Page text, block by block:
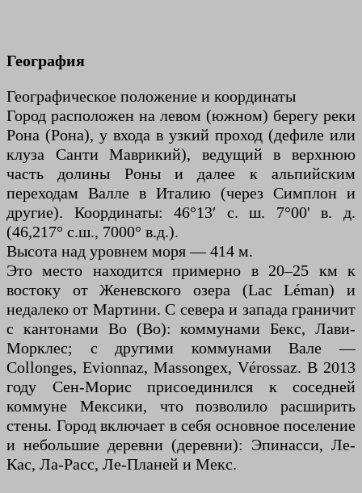
География
Географическое положение и координаты
Город расположен на левом (южном) берегу реки
Рона (Рона), у входа в узкий проход (дефиле или
клуза Санти Маврикий), ведущий в верхнюю
часть долины Роны и далее к альпийским
переходам Валле в Италию (через Симплон и
другие). Координаты: 46°13′ с. ш. 7°00' в. д.
(46,217° с.ш., 7000° в.д.).
Высота над уровнем моря — 414 м.
Это место находится примерно в 20–25 км к
востоку от Женевского озера (Lac Léman) и
недалеко от Мартини. С севера и запада граничит
с кантонами Во (Во): коммунами Бекс, Лави-
Морклес; с другими коммунами Вале —
Collonges, Evionnaz, Massongex, Vérossaz. В 2013
году Сен-Морис присоединился к соседней
коммуне Мексики, что позволило расширить
стены. Город включает в себя основное поселение
и небольшие деревни (деревни): Эпинасси, Ле-
Кас, Ла-Расс, Ле-Планей и Мекс.